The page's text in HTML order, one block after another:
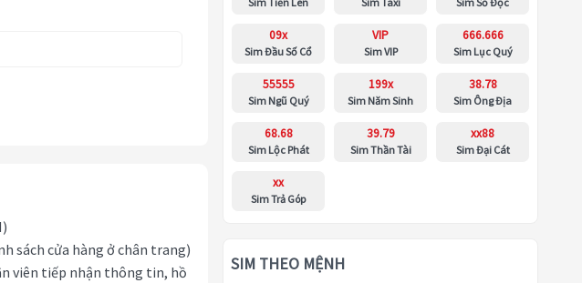
sách cửa hàng ở chân trang)
viên tiếp nhận thông tin, hồ
09x
Sim Đầu Số Cổ
VIP
Sim VIP
666.666
Sim Lục Quý
55555
Sim Ngũ Quý
199x
Sim Năm Sinh
38.78
Sim Ông Địa
68.68
Sim Lộc Phát
39.79
Sim Thần Tài
xx88
Sim Đại Cát
xx
Sim Trả Góp
SIM THEO MỆNH